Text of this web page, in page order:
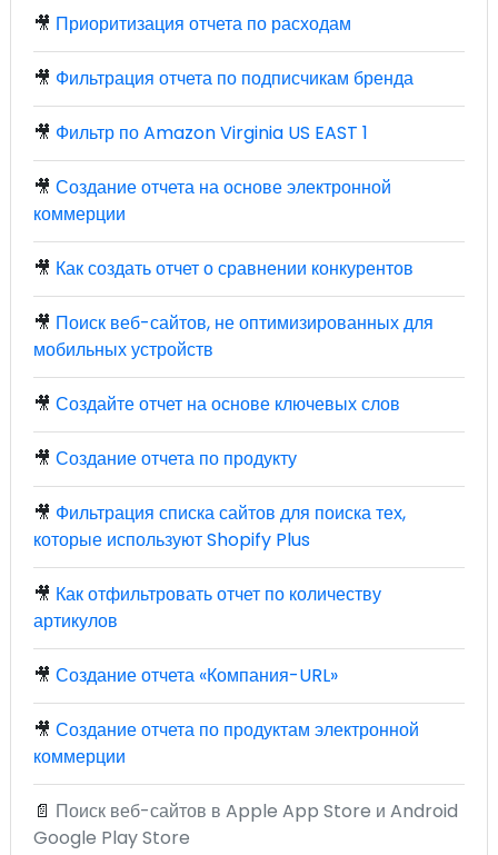
🎥 Приоритизация отчета по расходам
🎥 Фильтрация отчета по подписчикам бренда
🎥 Фильтр по Amazon Virginia US EAST 1
🎥 Создание отчета на основе электронной
коммерции
🎥 Как создать отчет о сравнении конкурентов
🎥 Поиск веб-сайтов, не оптимизированных для
мобильных устройств
🎥 Создайте отчет на основе ключевых слов
🎥 Создание отчета по продукту
🎥 Фильтрация списка сайтов для поиска тех,
которые используют Shopify Plus
🎥 Как отфильтровать отчет по количеству
артикулов
🎥 Создание отчета «Компания-URL»
🎥 Создание отчета по продуктам электронной
коммерции
📄 Поиск веб-сайтов в Apple App Store и Android
Google Play Store